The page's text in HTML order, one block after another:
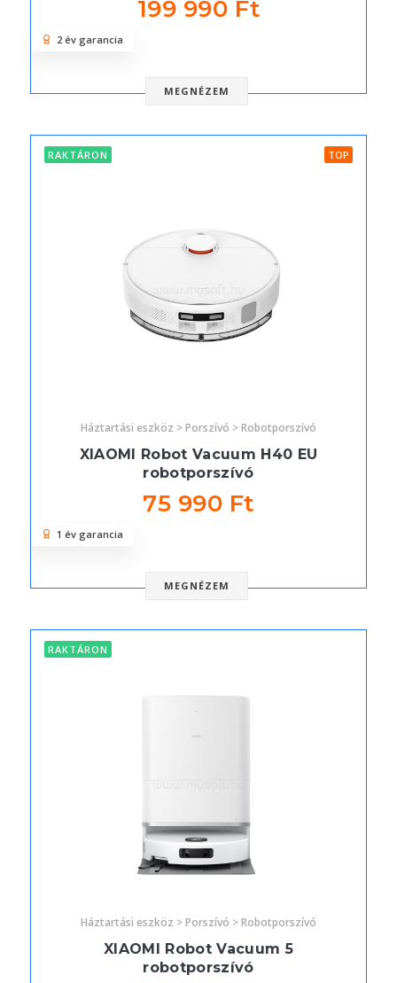
199 990 Ft
MEGNÉZEM
2 év garancia
RAKTÁRON TOP
Háztartási eszköz > Porszívó > Robotporszívó
XIAOMI Robot Vacuum H40 EU
robotporszívó
75 990 Ft
MEGNÉZEM
1 év garancia
RAKTÁRON
Háztartási eszköz > Porszívó > Robotporszívó
XIAOMI Robot Vacuum 5
robotporszívó